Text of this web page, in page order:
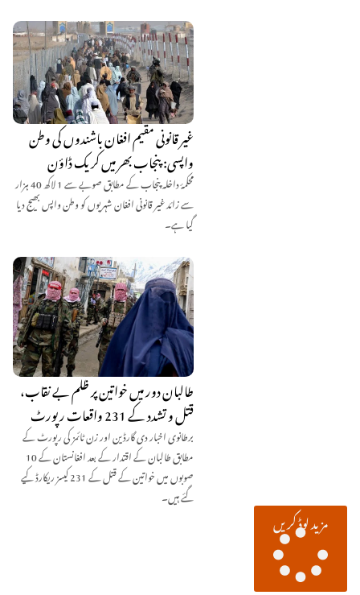
غیر قانونی مقیم افغان باشندوں کی وطن
واپسی: پنجاب بھر میں کریک ڈاؤن
محکمۂ داخلہ پنجاب کے مطابق صوبے سے 1 لاکھ 40 ہزار
سے زائد غیر قانونی افغان شہریوں کو وطن واپس بھیج دیا
گیا ہے۔
طالبان دور میں خواتین پر ظلم بے نقاب،
قتل و تشدد کے 231 واقعات رپورٹ
برطانوی اخبار دی گارڈین اور زن ٹائمز کی رپورٹ کے
مطابق طالبان کے اقتدار کے بعد افغانستان کے 10
صوبوں میں خواتین کے قتل کے 231 کیسز ریکارڈ کیے
گئے ہیں۔
مزید لوڈ کریں